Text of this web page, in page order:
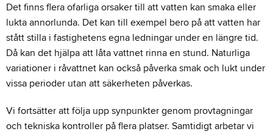
Det finns flera ofarliga orsaker till att vatten kan smaka eller
lukta annorlunda. Det kan till exempel bero på att vatten har
stått stilla i fastighetens egna ledningar under en längre tid.
Då kan det hjälpa att låta vattnet rinna en stund. Naturliga
variationer i råvattnet kan också påverka smak och lukt under
vissa perioder utan att säkerheten påverkas.
Vi fortsätter att följa upp synpunkter genom provtagningar
och tekniska kontroller på flera platser. Samtidigt arbetar vi